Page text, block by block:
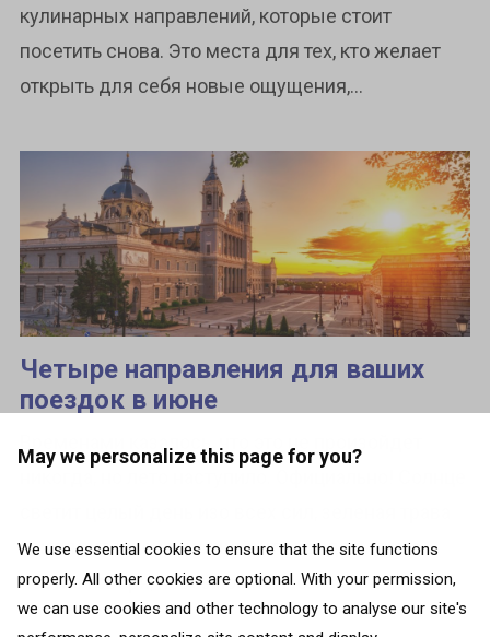
May we personalize this page for you?
We use essential cookies to ensure that the site functions
properly. All other cookies are optional. With your permission,
we can use cookies and other technology to analyse our site's
кулинарных направлений, которые стоит
посетить снова. Это места для тех, кто желает
открыть для себя новые ощущения,...
Четыре направления для ваших
поездок в июне
выглядит такой манящей, что усидеть дома,
честно говоря, невозможно. Но...